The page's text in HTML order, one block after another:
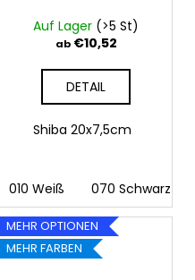
Auf Lager (>5 St)
ab€10,52
DETAIL
Shiba 20x7,5cm
010 Weiß 070 Schwarz
MEHR OPTIONEN
MEHR FARBEN